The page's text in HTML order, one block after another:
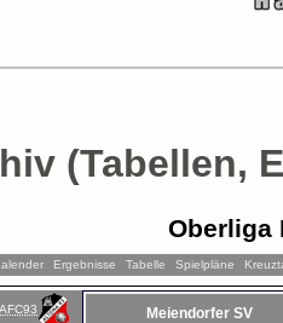
(Tabellen,
Oberliga
Ergebnisse Tabelle Spielpläne
AFC93 Meiendorfer SV